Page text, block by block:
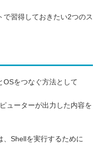
で習得しておきたい2つのス
OSをつなぐ方法として
ューターが出力した内容を
Shellを実行するために